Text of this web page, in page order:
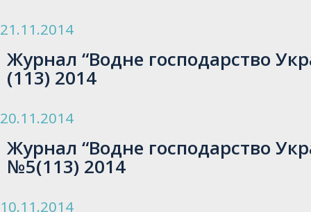
21.11.2014
Журнал “Водне господарство
(113) 2014
20.11.2014
Журнал “Водне господарство
№5(113) 2014
10.11.2014